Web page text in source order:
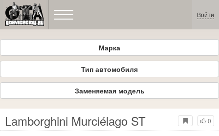
Войти
Марка
Тип автомобиля
Заменяемая модель
0
Lamborghini Murciélago ST